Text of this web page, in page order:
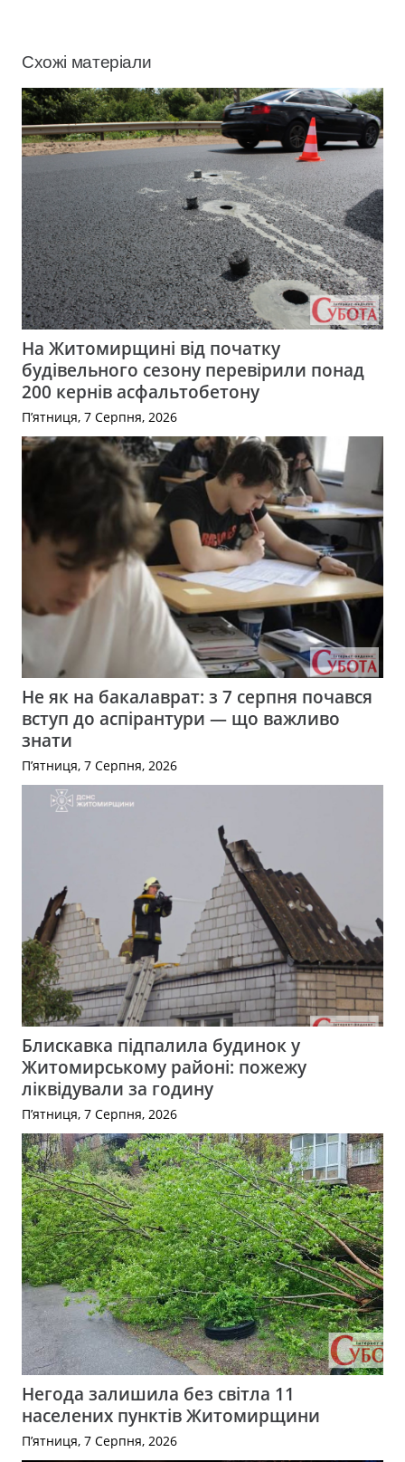
Схожі матеріали
На Житомирщині від початку
будівельного сезону перевірили понад
200 кернів асфальтобетону
П’ятниця, 7 Серпня, 2026
Не як на бакалаврат: з 7 серпня почався
вступ до аспірантури — що важливо
знати
П’ятниця, 7 Серпня, 2026
Блискавка підпалила будинок у
Житомирському районі: пожежу
ліквідували за годину
П’ятниця, 7 Серпня, 2026
Негода залишила без світла 11
населених пунктів Житомирщини
П’ятниця, 7 Серпня, 2026